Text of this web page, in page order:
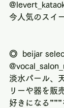
今人気のスイ
◎  beijar
淡水パール、
リーや器を販
好きになる”””